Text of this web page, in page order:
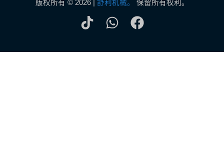
版权所有 © 2026 | 舒利机械。 保留所有权利。